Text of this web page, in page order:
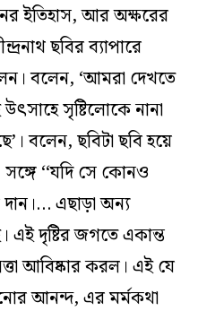
ইতিহাস, আর অক্ষরের
ছবির ব্যাপারে
বলেন, ‘আমরা দেখতে
সৃষ্টিলোকে নানা
বলেন, ছবিটা ছবি হয়ে
‘‘যদি সে কোনও
এছাড়া অন্য
এই দৃষ্টির জগতে একান্ত
আবিষ্কার করল। এই যে
আনন্দ, এর মর্মকথা